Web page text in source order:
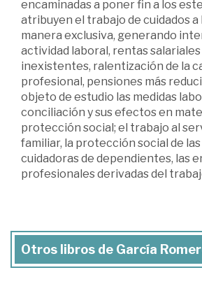
encaminadas a poner fin a los
atribuyen el trabajo de cuidados a
manera exclusiva, generando
actividad laboral, rentas salariales
inexistentes, ralentización de la
profesional, pensiones más
objeto de estudio las medidas
conciliación y sus efectos en
protección social; el trabajo al
familiar, la protección social de
cuidadoras de dependientes, las
profesionales derivadas del
Otros libros de García